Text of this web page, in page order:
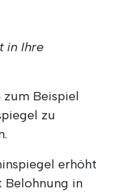
in Ihre
Beispiel
zu
erhöht
in